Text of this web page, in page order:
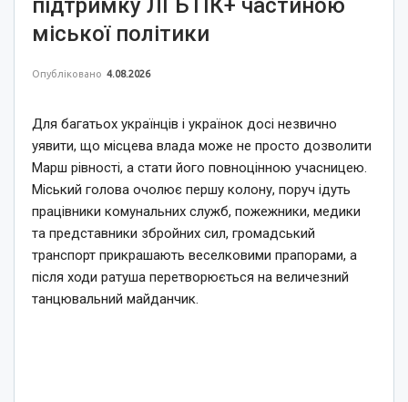
міської політики
Опубліковано 4.08.2026
Для багатьох українців і українок досі незвично
уявити, що місцева влада може не просто дозволити
Марш рівності, а стати його повноцінною учасницею.
Міський голова очолює першу колону, поруч ідуть
працівники комунальних служб, пожежники, медики
та представники збройних сил, громадський
транспорт прикрашають веселковими прапорами, а
після ходи ратуша перетворюється на величезний
танцювальний майданчик.